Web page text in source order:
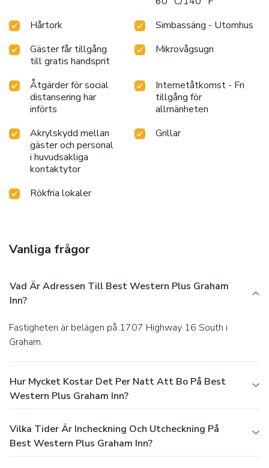
Hårtork
Simbassäng - Utomhus
Gäster får tillgång
till gratis handsprit
Mikrovågsugn
Åtgärder för social
distansering har
införts
Internetåtkomst - Fri
tillgång för
allmänheten
Akrylskydd mellan
gäster och personal
i huvudsakliga
kontaktytor
Grillar
Rökfria lokaler
Vanliga frågor
Vad Är Adressen Till Best Western Plus Graham
Inn?
Fastigheten är belägen på 1707 Highway 16 South i
Graham.
Hur Mycket Kostar Det Per Natt Att Bo På Best
Western Plus Graham Inn?
Vilka Tider Är Incheckning Och Utcheckning På
Best Western Plus Graham Inn?